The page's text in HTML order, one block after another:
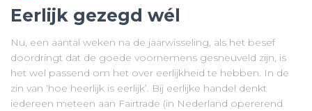
Eerlijk gezegd wél
Nu, een aantal weken na de jaarwisseling, als het besef
doordringt dat de goede voornemens gesneuveld zijn, is
het wel passend om het over eerlijkheid te hebben. In de
zin van ‘hoe heerlijk is eerlijk’. Bij eerlijke handel denkt
iedereen meteen aan Fairtrade (in Nederland opererend